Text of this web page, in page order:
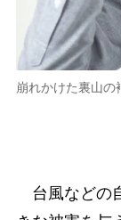
崩れかけた裏山の
台風などの